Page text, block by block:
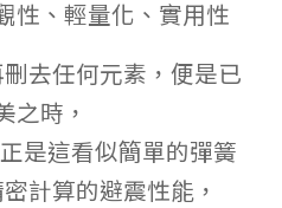
性、輕量化、實用性
去任何元素，便是已
之時，
是這看似簡單的彈簧
計算的避震性能，